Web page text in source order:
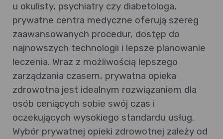
u okulisty, psychiatry czy diabetologa,
prywatne centra medyczne oferują szereg
zaawansowanych procedur, dostęp do
najnowszych technologii i lepsze planowanie
leczenia. Wraz z możliwością lepszego
zarządzania czasem, prywatna opieka
zdrowotna jest idealnym rozwiązaniem dla
osób ceniących sobie swój czas i
oczekujących wysokiego standardu usług.
Wybór prywatnej opieki zdrowotnej zależy od